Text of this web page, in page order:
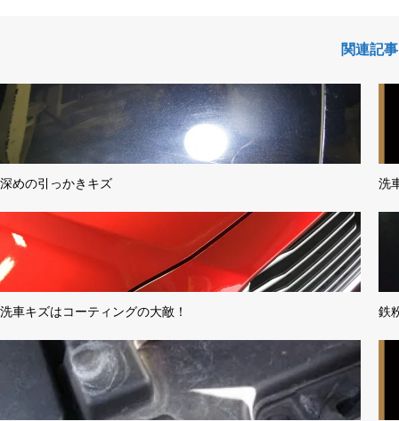
関連記事
深めの引っかきキズ 洗
洗車キズはコーティングの大敵！ 鉄